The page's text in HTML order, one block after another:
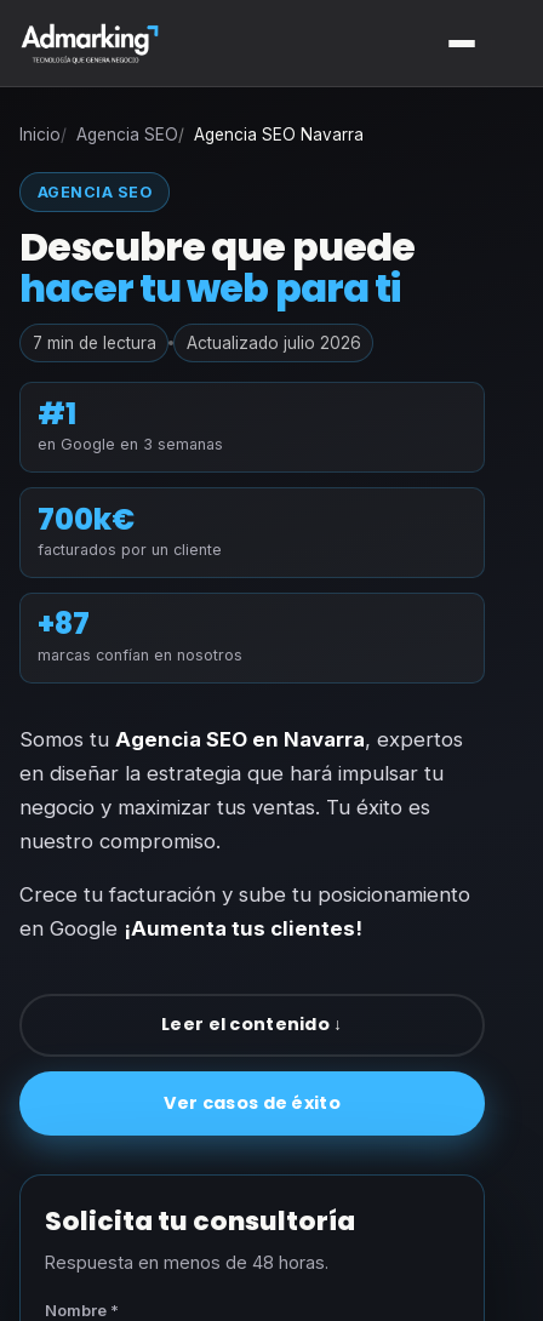
Inicio Agencia SEO Agencia SEO Navarra
AGENCIA SEO
Descubre que puede
hacer tu web para ti
7 min de lectura Actualizado julio 2026
#1
en Google en 3 semanas
700k€
facturados por un cliente
+87
marcas confían en nosotros
Somos tu Agencia SEO en Navarra, expertos
en diseñar la estrategia que hará impulsar tu
negocio y maximizar tus ventas. Tu éxito es
nuestro compromiso.
Crece tu facturación y sube tu posicionamiento
en Google ¡Aumenta tus clientes!
Leer el contenido ↓
Ver casos de éxito
Solicita tu consultoría
Respuesta en menos de 48 horas.
Nombre *